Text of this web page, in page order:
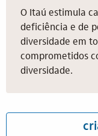
O Itaú estimula
deficiência e de
diversidade em
comprometidos
diversidade.